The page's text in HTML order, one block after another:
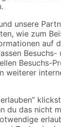
Versandarten